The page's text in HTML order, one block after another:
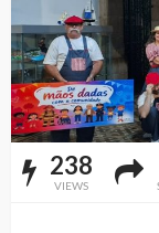
238
VIEWS